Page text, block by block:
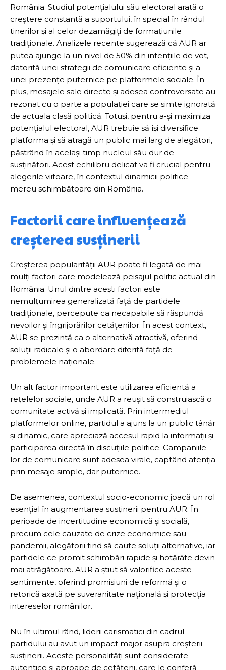
România. Studiul potențialului său electoral arată o
creștere constantă a suportului, în special în rândul
tinerilor și al celor dezamăgiți de formațiunile
tradiționale. Analizele recente sugerează că AUR ar
putea ajunge la un nivel de 50% din intențiile de vot,
datorită unei strategii de comunicare eficiente și a
unei prezențe puternice pe platformele sociale. În
plus, mesajele sale directe și adesea controversate au
rezonat cu o parte a populației care se simte ignorată
de actuala clasă politică. Totuși, pentru a-și maximiza
potențialul electoral, AUR trebuie să își diversifice
platforma și să atragă un public mai larg de alegători,
păstrând în același timp nucleul său dur de
susținători. Acest echilibru delicat va fi crucial pentru
alegerile viitoare, în contextul dinamicii politice
mereu schimbătoare din România.
Factorii care influențează
creșterea susținerii
Creșterea popularității AUR poate fi legată de mai
mulți factori care modelează peisajul politic actual din
România. Unul dintre acești factori este
nemulțumirea generalizată față de partidele
tradiționale, percepute ca necapabile să răspundă
nevoilor și îngrijorărilor cetățenilor. În acest context,
AUR se prezintă ca o alternativă atractivă, oferind
soluții radicale și o abordare diferită față de
problemele naționale.
Un alt factor important este utilizarea eficientă a
rețelelor sociale, unde AUR a reușit să construiască o
comunitate activă și implicată. Prin intermediul
platformelor online, partidul a ajuns la un public tânăr
și dinamic, care apreciază accesul rapid la informații și
participarea directă în discuțiile politice. Campaniile
lor de comunicare sunt adesea virale, captând atenția
prin mesaje simple, dar puternice.
De asemenea, contextul socio-economic joacă un rol
esențial în augmentarea susținerii pentru AUR. În
perioade de incertitudine economică și socială,
precum cele cauzate de crize economice sau
pandemii, alegătorii tind să caute soluții alternative, iar
partidele ce promit schimbări rapide și hotărâte devin
mai atrăgătoare. AUR a știut să valorifice aceste
sentimente, oferind promisiuni de reformă și o
retorică axată pe suveranitate națională și protecția
intereselor românilor.
Nu în ultimul rând, liderii carismatici din cadrul
partidului au avut un impact major asupra creșterii
susținerii. Aceste personalități sunt considerate
autentice și aproape de cetățeni, care le conferă